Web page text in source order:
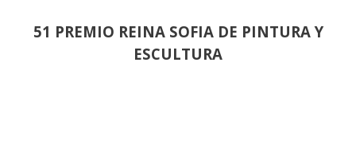
51 PREMIO REINA SOFIA DE PINTURA Y
ESCULTURA